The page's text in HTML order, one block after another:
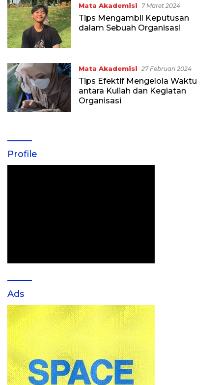
Mata Akademisi 7 Maret 2024
Tips Mengambil Keputusan
dalam Sebuah Organisasi
Mata Akademisi 27 Februari 2024
Tips Efektif Mengelola Waktu
antara Kuliah dan Kegiatan
Organisasi
Profile
Ads